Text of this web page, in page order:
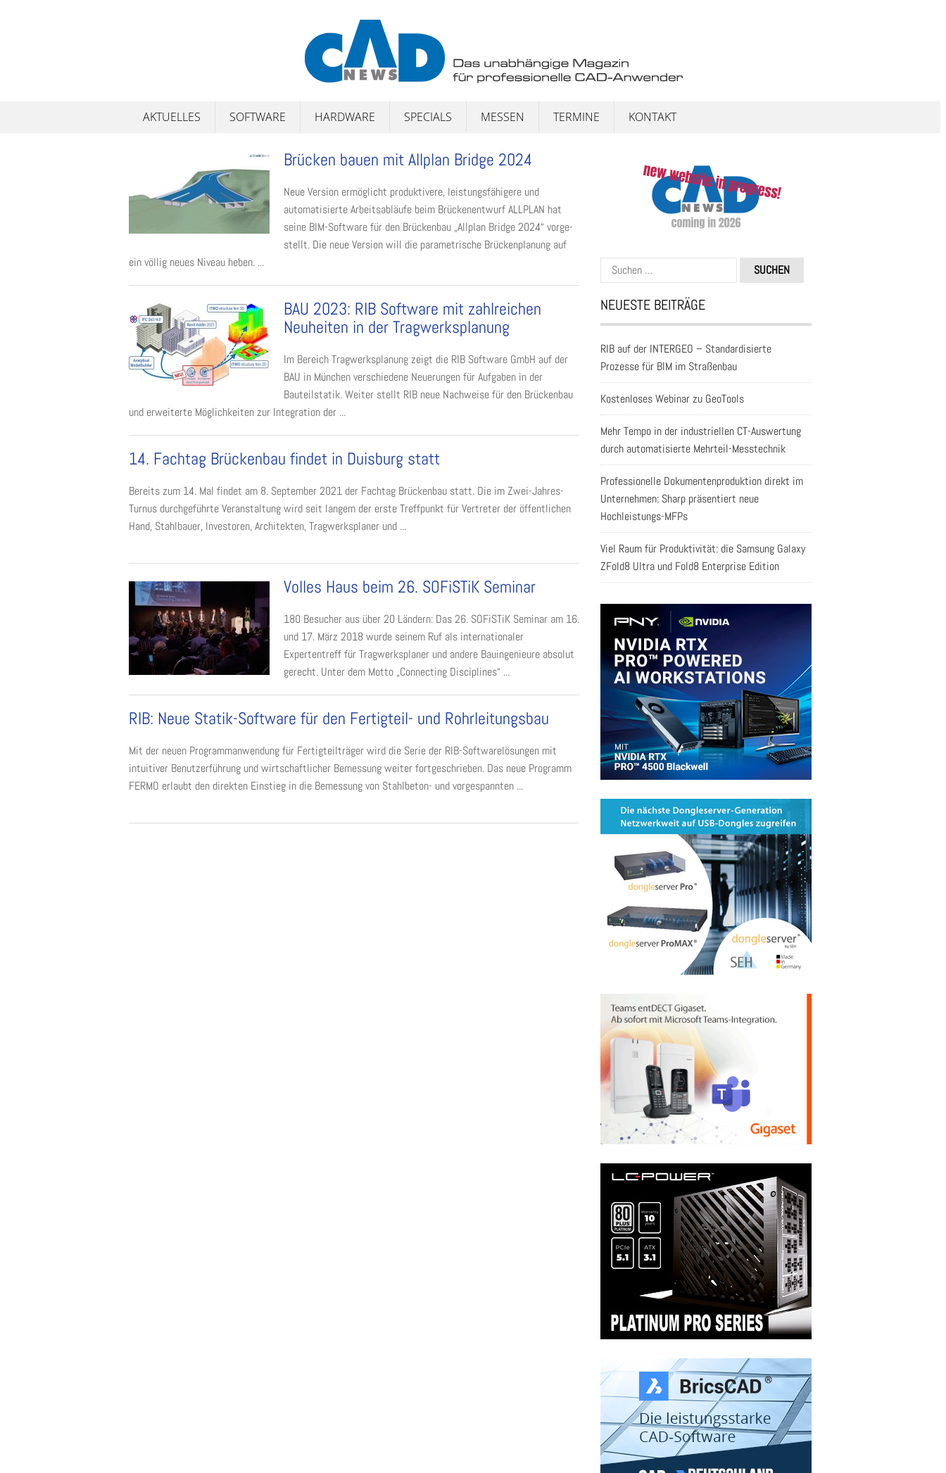
AKTUELLES SOFTWARE HARDWARE SPECIALS MESSEN TERMINE KONTAKT
Brücken bauen mit Allplan Bridge 2024
Neue Version ermöglicht produktivere, leistungsfähigere und
automatisierte Arbeitsabläufe beim Brückenentwurf ALLPLAN hat
seine BIM-Software für den Brückenbau „Allplan Bridge 2024“ vor­ge­
stellt. Die neue Version will die parametrische Brücken­pla­nung auf
ein völlig neues Niveau heben. ...
BAU 2023: RIB Software mit zahlreichen
Neuheiten in der Tragwerksplanung
Im Bereich Tragwerksplanung zeigt die RIB Software GmbH auf der
BAU in München verschiedene Neuerungen für Aufgaben in der
Bauteilstatik. Weiter stellt RIB neue Nachweise für den Brückenbau
und erweiterte Möglichkeiten zur Integration der ...
14. Fachtag Brückenbau findet in Duisburg statt
Bereits zum 14. Mal findet am 8. September 2021 der Fachtag Brückenbau statt. Die im Zwei-Jahres-
Turnus durchgeführte Veranstaltung wird seit langem der erste Treffpunkt für Vertreter der öffentlichen
Hand, Stahlbauer, Investoren, Architekten, Tragwerksplaner und ...
Volles Haus beim 26. SOFiSTiK Seminar
180 Besucher aus über 20 Ländern: Das 26. SOFiSTiK Seminar am 16.
und 17. März 2018 wurde seinem Ruf als internationaler
Expertentreff für Tragwerksplaner und andere Bauingenieure absolut
gerecht. Unter dem Motto „Connecting Disciplines“ ...
RIB: Neue Statik-Software für den Fertigteil- und Rohrleitungsbau
Mit der neuen Programmanwendung für Fertigteilträger wird die Serie der RIB-Softwarelösungen mit
intuitiver Benutzerführung und wirtschaftlicher Bemessung weiter fortgeschrieben. Das neue Programm
FERMO erlaubt den direkten Einstieg in die Bemessung von Stahlbeton- und vorgespannten ...
Suchen
nach:
NEUESTE BEITRÄGE
RIB auf der INTERGEO – Standardisierte
Prozesse für BIM im Straßenbau
Kostenloses Webinar zu GeoTools
Mehr Tempo in der industriellen CT-Auswertung
durch automatisierte Mehrteil-Messtechnik
Professionelle Dokumentenproduktion direkt im
Unternehmen: Sharp präsentiert neue
Hochleistungs-MFPs
Viel Raum für Produktivität: die Samsung Galaxy
ZFold8 Ultra und Fold8 Enterprise Edition